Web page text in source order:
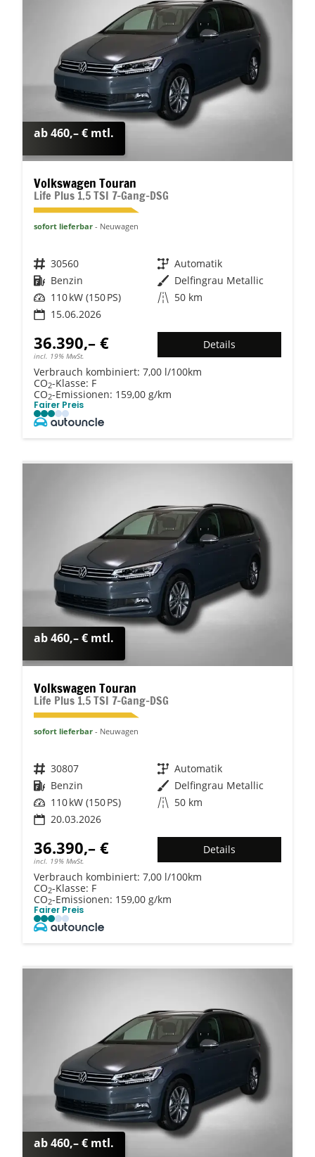
ab 460,– € mtl.
Volkswagen Touran
Life Plus 1.5 TSI 7-Gang-DSG
sofort lieferbar Neuwagen
Fahrzeugnr. 30560 Getriebe Automatik
Kraftstoff Benzin Außenfarbe Delfingrau Metallic
Leistung 110 kW (150 PS) Kilometerstand 50 km
15.06.2026
36.390,– €
incl. 19% MwSt.
Details
Verbrauch kombiniert: 7,00 l/100km
CO2-Klasse: F
CO2-Emissionen: 159,00 g/km
Fairer Preis
ab 460,– € mtl.
Volkswagen Touran
Life Plus 1.5 TSI 7-Gang-DSG
sofort lieferbar Neuwagen
Fahrzeugnr. 30807 Getriebe Automatik
Kraftstoff Benzin Außenfarbe Delfingrau Metallic
Leistung 110 kW (150 PS) Kilometerstand 50 km
20.03.2026
36.390,– €
incl. 19% MwSt.
Details
Verbrauch kombiniert: 7,00 l/100km
CO2-Klasse: F
CO2-Emissionen: 159,00 g/km
Fairer Preis
ab 460,– € mtl.